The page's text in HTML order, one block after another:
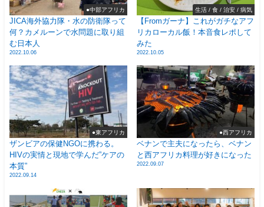
●中部アフリカ
JICA海外協力隊・水の防衛隊って
何？カメルーンで水問題に取り組
む日本人
2022.10.06
生活 / 食 / 治安 / 病気
【Fromガーナ】これがガチなアフ
リカローカル飯！本音食レポして
みた
2022.10.05
●東アフリカ
ザンビアの保健NGOに携わる。
HIVの実情と現地で学んだ”ケアの
本質”
2022.09.14
●西アフリカ
ベナンで主夫になったら、ベナン
と西アフリカ料理が好きになった
2022.09.07